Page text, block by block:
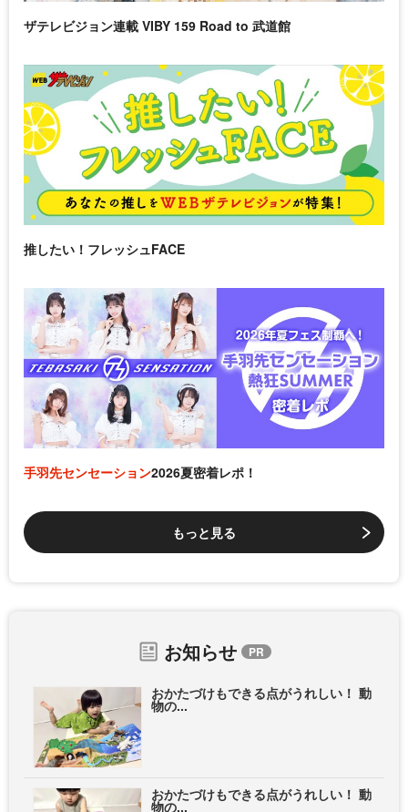
ザテレビジョン連載 VIBY 159 Road to 武道館
推したい！フレッシュFACE
手羽先センセーション2026夏密着レポ！
もっと見る
お知らせ
おかたづけもできる点がうれしい！ 動
物の...
おかたづけもできる点がうれしい！ 動
物の...